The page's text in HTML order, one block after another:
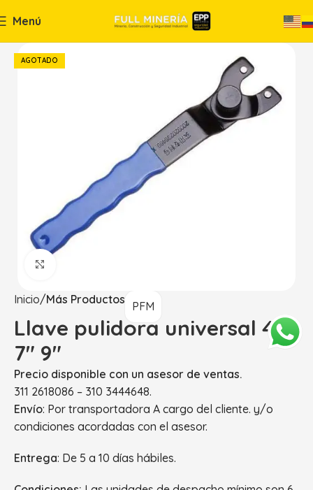
Menú
AGOTADO
Inicio Más Productos PFM
Llave pulidora universal 4″
7″ 9″
Precio disponible con un asesor de ventas.
311 2618086 – 310 3444648.
Envío: Por transportadora A cargo del cliente. y/o
condiciones acordadas con el asesor.
Entrega: De 5 a 10 días hábiles.